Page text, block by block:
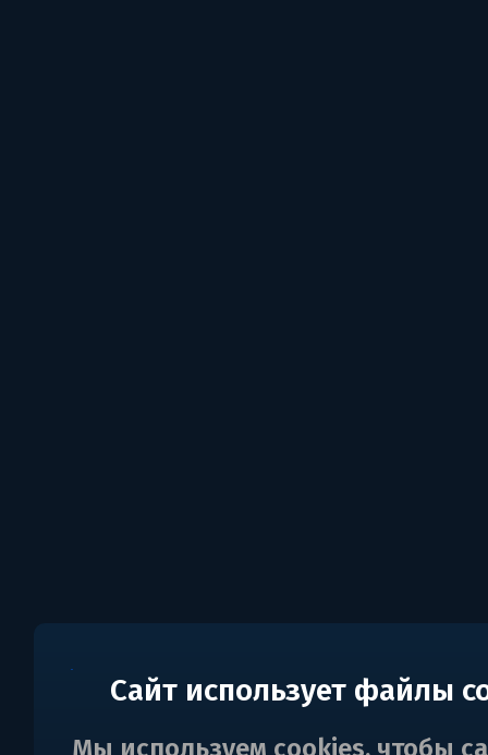
Сайт использует файлы
Мы используем cookies, чтобы